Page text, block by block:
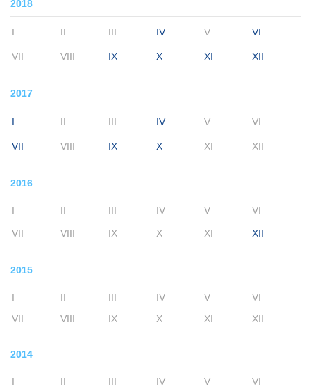
2018
I II III IV V VI
VII VIII IX X XI XII
2017
I II III IV V VI
VII VIII IX X XI XII
2016
I II III IV V VI
VII VIII IX X XI XII
2015
I II III IV V
VI
VII
VIII IX X XI XII
2014
I II III IV V
VI